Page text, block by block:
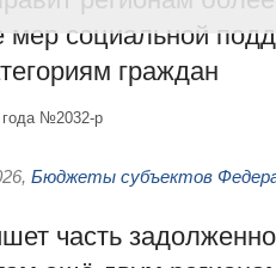
мер социальной
граждан
года №2032-р
, Бюджеты субъектов
часть